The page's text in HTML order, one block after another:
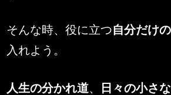
そんな時、役に立つ自分だけ
入れよう。
人生の分かれ道、 日々の小さ